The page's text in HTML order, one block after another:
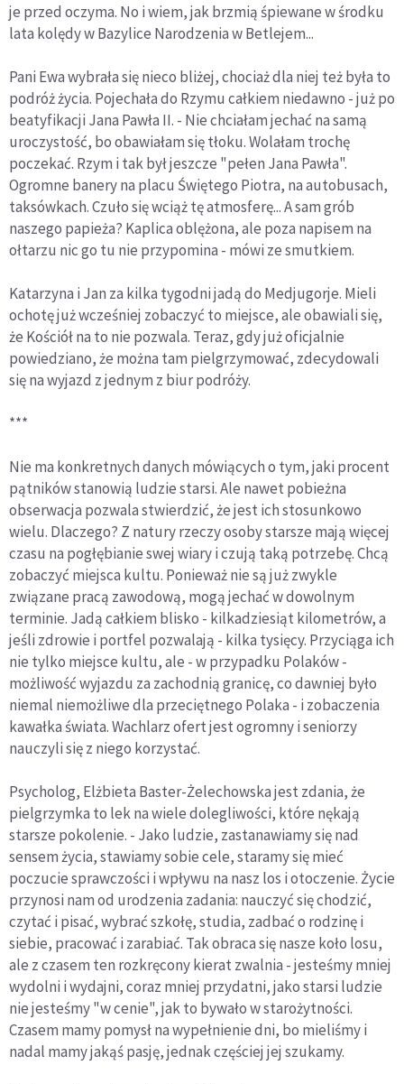
je przed oczyma. No i wiem, jak brzmią śpiewane w środku
lata kolędy w Bazylice Narodzenia w Betlejem...
Pani Ewa wybrała się nieco bliżej, chociaż dla niej też była to
podróż życia. Pojechała do Rzymu całkiem niedawno - już po
beatyfikacji Jana Pawła II. - Nie chciałam jechać na samą
uroczystość, bo obawiałam się tłoku. Wolałam trochę
poczekać. Rzym i tak był jeszcze "pełen Jana Pawła".
Ogromne banery na placu Świętego Piotra, na autobusach,
taksówkach. Czuło się wciąż tę atmosferę... A sam grób
naszego papieża? Kaplica oblężona, ale poza napisem na
ołtarzu nic go tu nie przypomina - mówi ze smutkiem.
Katarzyna i Jan za kilka tygodni jadą do Medjugorje. Mieli
ochotę już wcześniej zobaczyć to miejsce, ale obawiali się,
że Kościół na to nie pozwala. Teraz, gdy już oficjalnie
powiedziano, że można tam pielgrzymować, zdecydowali
się na wyjazd z jednym z biur podróży.
***
Nie ma konkretnych danych mówiących o tym, jaki procent
pątników stanowią ludzie starsi. Ale nawet pobieżna
obserwacja pozwala stwierdzić, że jest ich stosunkowo
wielu. Dlaczego? Z natury rzeczy osoby starsze mają więcej
czasu na pogłębianie swej wiary i czują taką potrzebę. Chcą
zobaczyć miejsca kultu. Ponieważ nie są już zwykle
związane pracą zawodową, mogą jechać w dowolnym
terminie. Jadą całkiem blisko - kilkadziesiąt kilometrów, a
jeśli zdrowie i portfel pozwalają - kilka tysięcy. Przyciąga ich
nie tylko miejsce kultu, ale - w przypadku Polaków -
możliwość wyjazdu za zachodnią granicę, co dawniej było
niemal niemożliwe dla przeciętnego Polaka - i zobaczenia
kawałka świata. Wachlarz ofert jest ogromny i seniorzy
nauczyli się z niego korzystać.
Psycholog, Elżbieta Baster-Żelechowska jest zdania, że
pielgrzymka to lek na wiele dolegliwości, które nękają
starsze pokolenie. - Jako ludzie, zastanawiamy się nad
sensem życia, stawiamy sobie cele, staramy się mieć
poczucie sprawczości i wpływu na nasz los i otoczenie. Życie
przynosi nam od urodzenia zadania: nauczyć się chodzić,
czytać i pisać, wybrać szkołę, studia, zadbać o rodzinę i
siebie, pracować i zarabiać. Tak obraca się nasze koło losu,
ale z czasem ten rozkręcony kierat zwalnia - jesteśmy mniej
wydolni i wydajni, coraz mniej przydatni, jako starsi ludzie
nie jesteśmy "w cenie", jak to bywało w starożytności.
Czasem mamy pomysł na wypełnienie dni, bo mieliśmy i
nadal mamy jakąś pasję, jednak częściej jej szukamy.